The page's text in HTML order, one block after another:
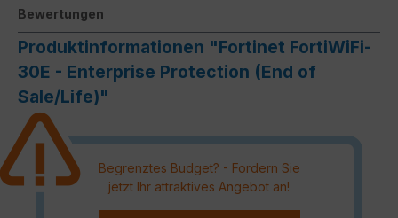
Bewertungen
Produktinformationen "Fortinet FortiWiFi-
30E - Enterprise Protection (End of
Sale/Life)"
Begrenztes Budget? - Fordern Sie
jetzt Ihr attraktives Angebot an!